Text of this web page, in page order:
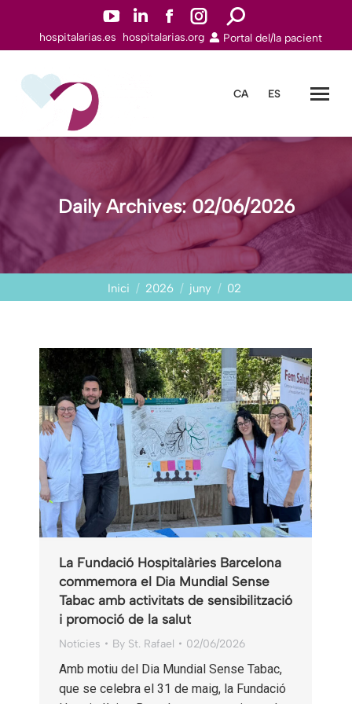
YouTube
page
window
Linkedin
page
window
Facebook
page
window
Instagram
page
window
Search:
hospitalarias.es hospitalarias.org Portal del/la pacient
CA ES
Daily Archives:02/06/2026
Inici 2026 juny 02
La Fundació Hospitalàries Barcelona
commemora el Dia Mundial Sense
Tabac amb activitats de sensibilització
i promoció de la salut
Notícies By St. Rafael 02/06/2026
Amb motiu del Dia Mundial Sense Tabac,
que se celebra el 31 de maig, la Fundació